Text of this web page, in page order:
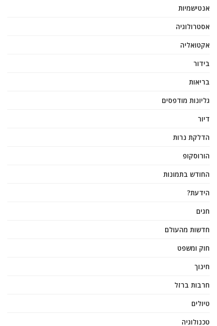
אנטישמיות
אסטרולוגיה
אקטואליה
בידור
בריאות
גליונות מודפסים
דיור
הדלקת נרות
הורוסקופ
החודש בתמונות
הידעת?
חגים
חדשות מהעולם
חוק ומשפט
חינוך
חרבות ברזל
טיולים
טכנולוגיה